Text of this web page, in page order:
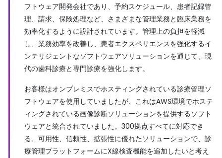
フトウェア開発会社であり、予約スケジュール、患者記録管
理、請求、保険処理など、さまざまな管理業務と臨床業務を
効率化するように設計されています。管理上の負担を軽減
し、業務効率を改善し、患者エクスペリエンスを強化するイ
ンテリジェントなソフトウェアソリューションを通じて、現
代の歯科診療と専門診療を強化します。
お客様はオンプレミスでホスティングされている診療管理ソ
フトウェアを使用していましたが、これはAWS環境でホステ
ィングされている画像診断ソリューションを提供するソフト
ウェアと統合されていました。300拠点すべてに対応でき
る、可用性、信頼性、拡張性に優れたソリューションで、診
療管理プラットフォームにX線検査機能を追加したいと考え